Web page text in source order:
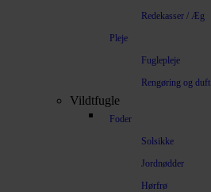
Redekasser / Æg
Pleje
Fuglepleje
Rengøring og duft
Vildtfugle
Foder
Solsikke
Jordnødder
Hørfrø